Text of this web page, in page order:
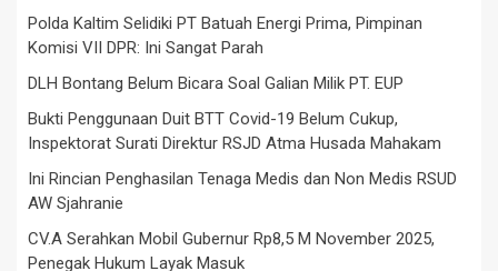
Polda Kaltim Selidiki PT Batuah Energi Prima, Pimpinan
Komisi VII DPR: Ini Sangat Parah
DLH Bontang Belum Bicara Soal Galian Milik PT. EUP
Bukti Penggunaan Duit BTT Covid-19 Belum Cukup,
Inspektorat Surati Direktur RSJD Atma Husada Mahakam
Ini Rincian Penghasilan Tenaga Medis dan Non Medis RSUD
AW Sjahranie
CV.A Serahkan Mobil Gubernur Rp8,5 M November 2025,
Penegak Hukum Layak Masuk